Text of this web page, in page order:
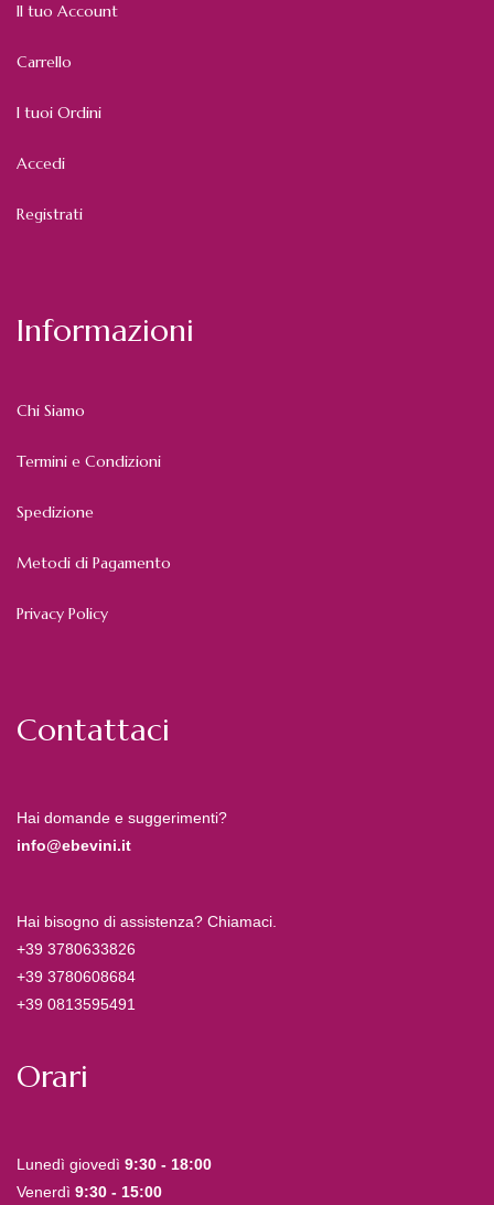
Il tuo Account
Carrello
I tuoi Ordini
Accedi
Registrati
Informazioni
Chi Siamo
Termini e Condizioni
Spedizione
Metodi di Pagamento
Privacy Policy
Contattaci
Hai domande e suggerimenti?
info@ebevini.it
Hai bisogno di assistenza? Chiamaci.
+39 3780633826
+39 3780608684
+39 0813595491
Orari
Lunedì giovedì 9:30 - 18:00
Venerdì 9:30 - 15:00